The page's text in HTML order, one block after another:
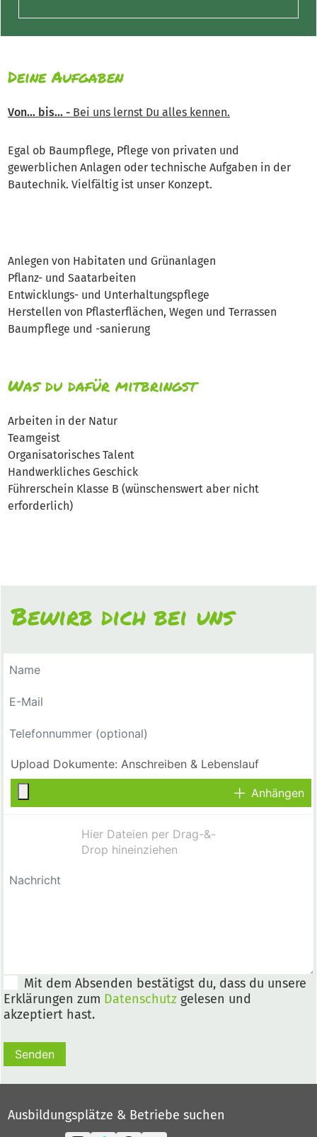
Deine Aufgaben
Von... bis... - Bei uns lernst Du alles kennen.
Egal ob Baumpflege, Pflege von privaten und
gewerblichen Anlagen oder technische Aufgaben in der
Bautechnik. Vielfältig ist unser Konzept.
Anlegen von Habitaten und Grünanlagen
Pflanz- und Saatarbeiten
Entwicklungs- und Unterhaltungspflege
Herstellen von Pflasterflächen, Wegen und Terrassen
Baumpflege und -sanierung
Was du dafür mitbringst
Arbeiten in der Natur
Teamgeist
Organisatorisches Talent
Handwerkliches Geschick
Führerschein Klasse B (wünschenswert aber nicht
erforderlich)
Bewirb dich bei uns
Anhängen
Mit dem Absenden bestätigst du, dass du unsere
Erklärungen zum Datenschutz gelesen und
akzeptiert hast.
Senden
Ausbildungsplätze & Betriebe suchen